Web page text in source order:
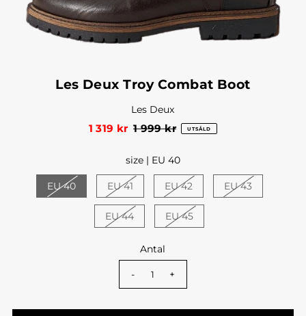
Les Deux Troy Combat Boot
Les Deux
1 319 kr 1 999 kr UTSÅLD
size | EU 40
EU 40 EU 41 EU 42 EU 43
EU 44 EU 45
Antal
- +